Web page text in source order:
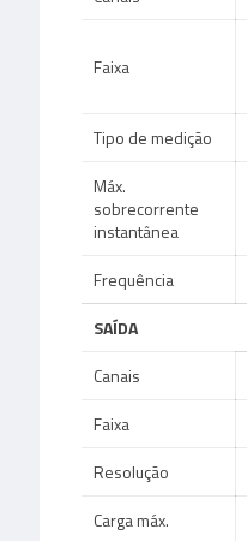
Faixa
Tipo de medição
Máx.
sobrecorrente
instantânea
Frequência
SAÍDA
Canais
Faixa
Resolução
Carga máx.